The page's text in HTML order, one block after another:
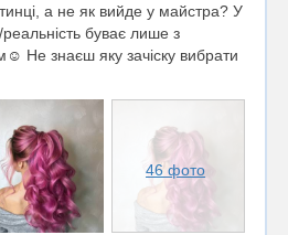
а не як вийде у майстра? У
реальність буває лише з
Не знаєш яку зачіску вибрати
46 фото